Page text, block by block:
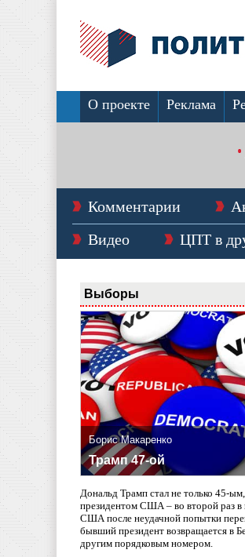
О проекте Реклама
Комментарии
Видео
ЦПТ в
Выборы
Борис Макаренко
Трамп 47-ой
Дональд Трамп стал не только 45-
президентом США – во второй раз в
США после неудачной попытки
бывший президент возвращается в
другим порядковым номером.